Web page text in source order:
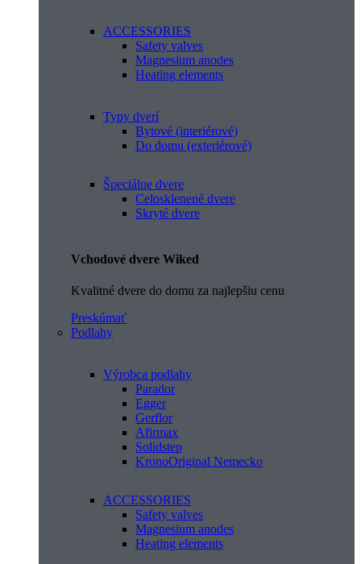
ACCESSORIES
Safety valves
Magnesium anodes
Heating elements
Typy dverí
Bytové (interiérové)
Do domu (exteriérové)
Špeciálne dvere
Celosklenené dvere
Skryté dvere
Vchodové dvere Wiked
Kvalitné dvere do domu za najlepšiu cenu
Preskúmať
Podlahy
Výrobca podlahy
Parador
Egger
Gerflor
Afirmax
Solidstep
KronoOriginal Nemecko
ACCESSORIES
Safety valves
Magnesium anodes
Heating elements